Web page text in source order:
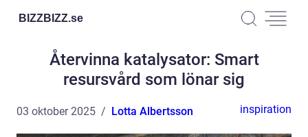
BIZZBIZZ.se
Återvinna katalysator: Smart
resursvård som lönar sig
03 oktober 2025 Lotta Albertsson inspiration